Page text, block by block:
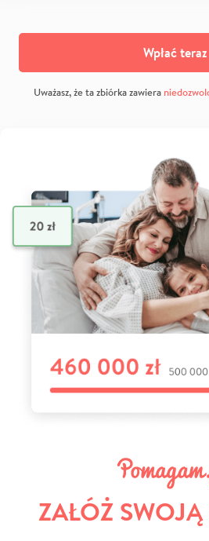
Wpłać teraz
Uważasz, że ta zbiórka zawiera
ZAŁÓŻ